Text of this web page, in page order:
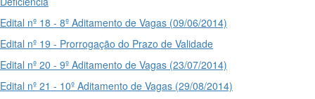
Edital nº 18 - 8º Aditamento de Vagas (09/06/2014)
Edital nº 19 - Prorrogação do Prazo de Validade
Edital nº 20 - 9º Aditamento de Vagas (23/07/2014)
Edital nº 21 - 10º Aditamento de Vagas (29/08/2014)